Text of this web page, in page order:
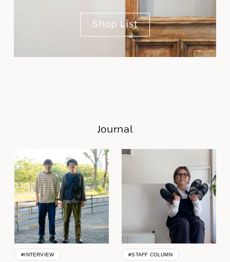
Shop List
Journal
#INTERVIEW #STAFF COLUMN